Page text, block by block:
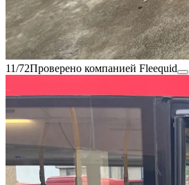
11/72Проверено компанией Fleequid